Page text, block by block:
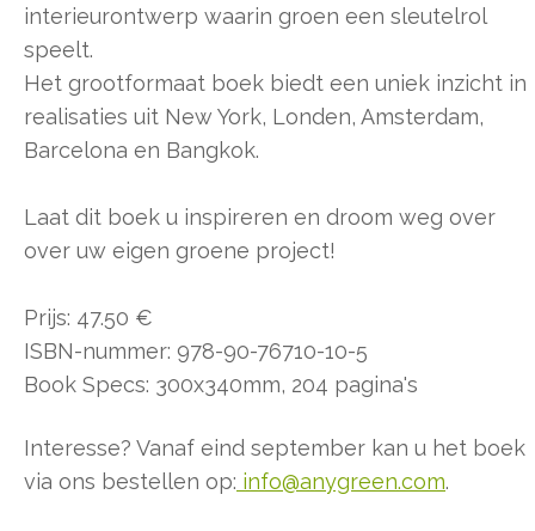
interieurontwerp waarin groen een sleutelrol
speelt.
Het grootformaat boek biedt een uniek inzicht in
realisaties uit New York, Londen, Amsterdam,
Barcelona en Bangkok.
Laat dit boek u inspireren en droom weg over
over uw eigen groene project!
Prijs: 47.50 €
ISBN-nummer: 978-90-76710-10-5
Book Specs: 300x340mm, 204 pagina's
Interesse? Vanaf eind september kan u het boek
via ons bestellen op: info@anygreen.com.